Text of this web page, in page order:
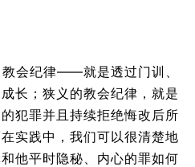
会纪律——就是透过门训、
长；狭义的教会纪律，就是
犯罪并且持续拒绝悔改后所
实践中，我们可以很清楚地
他平时隐秘、内心的罪如何